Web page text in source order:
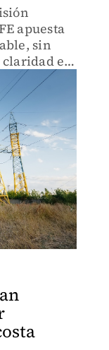
apuesta
sin
claridad en